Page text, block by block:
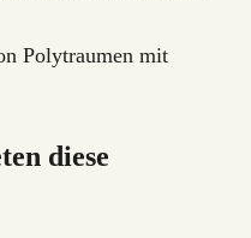
Polytraumen mit
diese